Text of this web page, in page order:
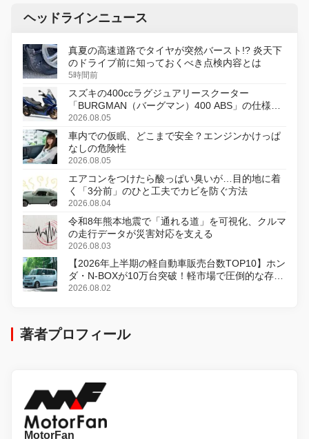
ヘッドラインニュース
真夏の高速道路でタイヤが突然バースト!? 炎天下
のドライブ前に知っておくべき点検内容とは
5時間前
スズキの400ccラグジュアリースクーター
「BURGMAN（バーグマン）400 ABS」の仕様を
変更し、8月18日に発売
2026.08.05
車内での仮眠、どこまで安全？エンジンかけっぱ
なしの危険性
2026.08.05
エアコンをつけたら酸っぱい臭いが…目的地に着
く「3分前」のひと工夫でカビを防ぐ方法
2026.08.04
令和8年熊本地震で「通れる道」を可視化、クルマ
の走行データが災害対応を支える
2026.08.03
【2026年上半期の軽自動車販売台数TOP10】ホン
ダ・N-BOXが10万台突破！軽市場で圧倒的な存在
感
2026.08.02
著者プロフィール
MotorFan